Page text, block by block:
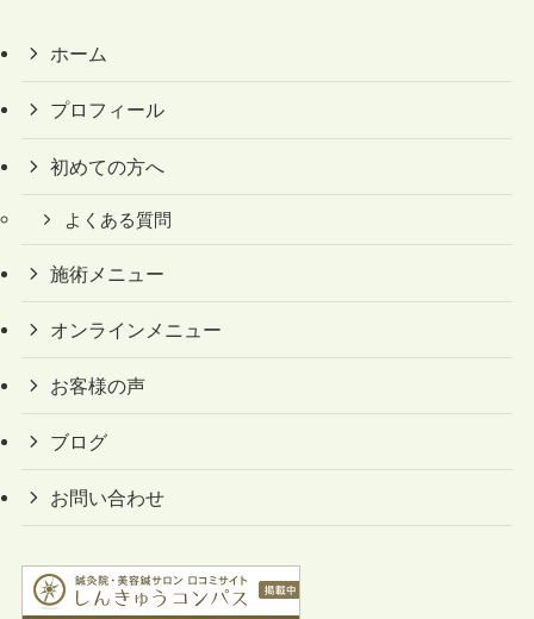
ホーム
プロフィール
初めての方へ
よくある質問
施術メニュー
オンラインメニュー
お客様の声
ブログ
お問い合わせ